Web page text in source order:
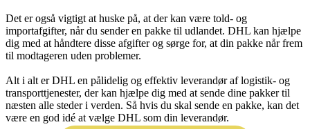
Det er også vigtigt at huske på, at der kan være told- og
importafgifter, når du sender en pakke til udlandet. DHL kan hjælpe
dig med at håndtere disse afgifter og sørge for, at din pakke når frem
til modtageren uden problemer.
Alt i alt er DHL en pålidelig og effektiv leverandør af logistik- og
transporttjenester, der kan hjælpe dig med at sende dine pakker til
næsten alle steder i verden. Så hvis du skal sende en pakke, kan det
være en god idé at vælge DHL som din leverandør.